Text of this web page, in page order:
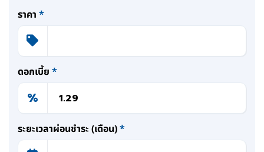
ราคา *
ดอกเบี้ย *
%
ระยะเวลาผ่อนชำระ (เดือน)*